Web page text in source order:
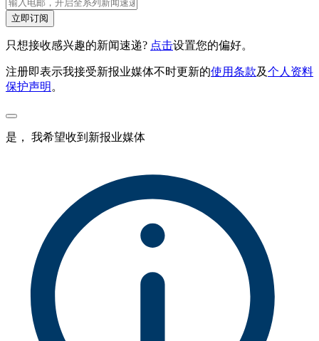
立即订阅
只想接收感兴趣的新闻速递? 点击设置您的偏好。
注册即表示我接受新报业媒体不时更新的使用条款及个人资料
保护声明 。
是， 我希望收到新报业媒体